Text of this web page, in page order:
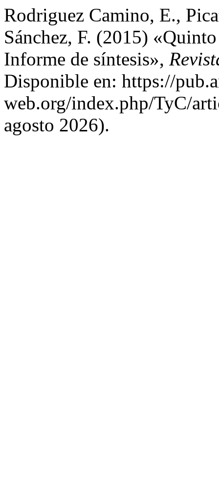
Rodriguez Camino, E.,
Sánchez, F. (2015)
Informe de síntesis»,
Disponible en: https://
web.org/index.php/TyC/
agosto 2026).